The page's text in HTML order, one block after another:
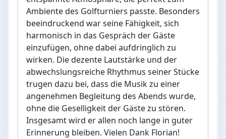
Ambiente des Golfturniers passte. Besonders
beeindruckend war seine Fähigkeit, sich
harmonisch in das Gespräch der Gäste
einzufügen, ohne dabei aufdringlich zu
wirken. Die dezente Lautstärke und der
abwechslungsreiche Rhythmus seiner Stücke
trugen dazu bei, dass die Musik zu einer
angenehmen Begleitung des Abends wurde,
ohne die Geselligkeit der Gäste zu stören.
Insgesamt wird er allen noch lange in guter
Erinnerung bleiben. Vielen Dank Florian!